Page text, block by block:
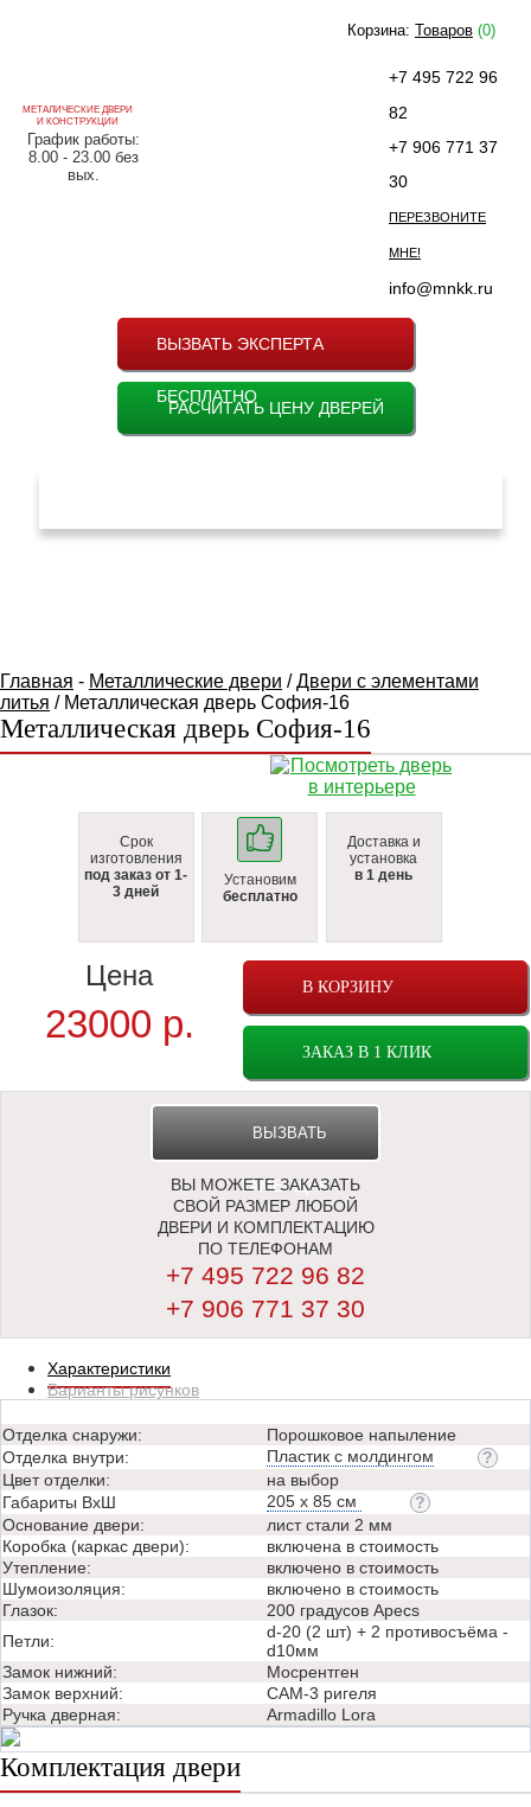
МЕТАЛИЧЕСКИЕ ДВЕРИ
И КОНСТРУКЦИИ
График работы:
8.00 - 23.00 без
вых.
+7 495 722 96
82
+7 906 771 37
30
ПЕРЕЗВОНИТЕ
МНЕ!
info@mnkk.ru
ВЫЗВАТЬ ЭКСПЕРТА
БЕСПЛАТНО
РАСЧИТАТЬ ЦЕНУ ДВЕРЕЙ
Корзина: Товаров (0)
Главная - Металлические двери /Двери с элементами
литья / Металлическая дверь София-16
Металлическая дверь София-16
Срок
изготовления
под заказ от 1-
3 дней
Установим
бесплатно
Доставка и
установка
в 1 день
В КОРЗИНУ
ЗАКАЗ В 1 КЛИК
Цена
23000 р.
ВЫЗВАТЬ
ЗАМЕРЩИКА
ВЫ МОЖЕТЕ ЗАКАЗАТЬ
СВОЙ РАЗМЕР ЛЮБОЙ
ДВЕРИ И КОМПЛЕКТАЦИЮ
ПО ТЕЛЕФОНАМ
+7 495 722 96 82
+7 906 771 37 30
Характеристики
Варианты рисунков
Отделка снаружи:
Порошковое напыление
Отделка внутри:
Пластик с молдингом
Цвет отделки:
на выбор
Габариты ВхШ
205 х 85 см
Основание двери:
лист стали 2 мм
Коробка (каркас двери):
включена в стоимость
Утепление:
включено в стоимость
Шумоизоляция:
включено в стоимость
Глазок:
200 градусов Apecs
Петли:
d-20 (2 шт) + 2 противосъёма -
d10мм
Замок нижний:
Мосрентген
Замок верхний:
САМ-3 ригеля
Ручка дверная:
Аrmadillo Lora
Комплектация двери